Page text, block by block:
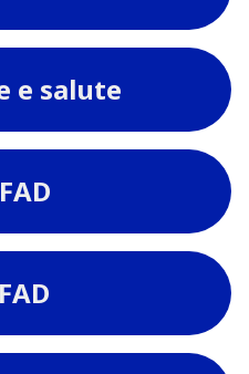
e salute